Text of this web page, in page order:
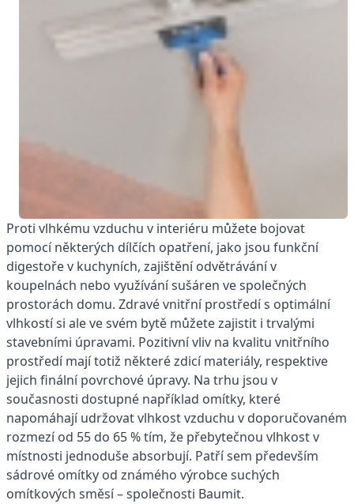
Proti vlhkému vzduchu v interiéru můžete bojovat
pomocí některých dílčích opatření, jako jsou funkční
digestoře v kuchyních, zajištění odvětrávání v
koupelnách nebo využívání sušáren ve společných
prostorách domu. Zdravé vnitřní prostředí s optimální
vlhkostí si ale ve svém bytě můžete zajistit i trvalými
stavebními úpravami. Pozitivní vliv na kvalitu vnitřního
prostředí mají totiž některé zdicí materiály, respektive
jejich finální povrchové úpravy. Na trhu jsou v
současnosti dostupné například omítky, které
napomáhají udržovat vlhkost vzduchu v doporučovaném
rozmezí od 55 do 65 % tím, že přebytečnou vlhkost v
místnosti jednoduše absorbují. Patří sem především
sádrové omítky od známého výrobce suchých
omítkových směsí – společnosti Baumit.